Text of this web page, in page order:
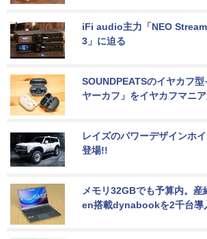
iFi audio主力「NEO
3」に迫る
SOUNDPEATSのイヤカフ
ヤーカフ」をイヤカフマニ
レイズのパワーデザインホ
登場!!
メモリ32GBでも予算内。
en搭載dynabookを2千台導